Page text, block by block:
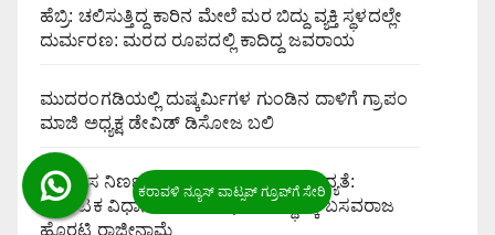
ಹೆಬ್ರಿ: ಚಲಿಸುತ್ತಿದ್ದ ಕಾರಿನ ಮೇಲೆ ಮರ ಬಿದ್ದು ವ್ಯಕ್ತಿ ಸ್ಥಳದಲ್ಲೇ
ದುರ್ಮರಣ: ಮರದ ರೂಪದಲ್ಲಿ ಕಾದಿದ್ದ ಜವರಾಯ
ಮುದರಂಗಡಿಯಲ್ಲಿ ದುಷ್ಕರ್ಮಿಗಳ ಗುಂಡಿನ ದಾಳಿಗೆ ಗ್ರಾಪಂ
ಮಾಜಿ ಅಧ್ಯಕ್ಷ ಡೇವಿಡ್ ಡಿಸೋಜ ಬಲಿ
ಅವಿಶ್ವಾಸ ನಿರ್ಣಯದ ಮೂಲಕ ಪದಚ್ಯುತಿ ಸಾಧ್ಯತೆ:
ಕರ್ನಾಟಕ ವಿಧಾನ ಪರಿಷತ್ ಸಭಾಪತಿ ಸ್ಥಾನಕ್ಕೆ ಬಸವರಾಜ
ಹೊರಟ್ಟಿ ರಾಜೀನಾಮೆ